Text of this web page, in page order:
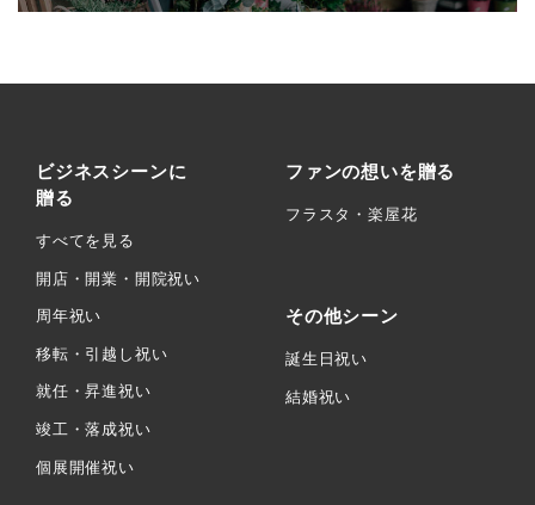
ビジネスシーンに
贈る
すべてを見る
開店・開業・開院祝い
周年祝い
移転・引越し祝い
就任・昇進祝い
竣工・落成祝い
個展開催祝い
ファンの想いを贈る
フラスタ・楽屋花
その他シーン
誕生日祝い
結婚祝い